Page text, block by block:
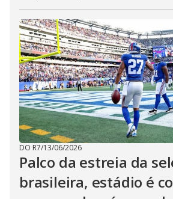
DO R7/13/06/2026
Palco da estreia da
brasileira, estádio é